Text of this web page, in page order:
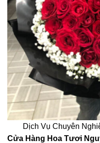
Dịch Vụ Chuyên
Cửa Hàng Hoa Tươi